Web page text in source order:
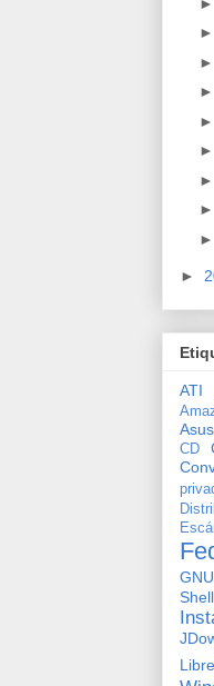
►
►
►
►
►
►
►
►
►
ATI
Asus
CD
Shell